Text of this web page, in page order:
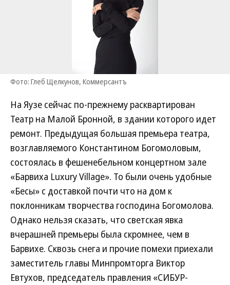
Фото: Глеб Щелкунов, Коммерсантъ
На Яузе сейчас по-прежнему расквартирован
Театр на Малой Бронной, в здании которого идет
ремонт. Предыдущая большая премьера театра,
возглавляемого Константином Богомоловым,
состоялась в фешенебельном концертном зале
«Барвиха Luxury Village». То были очень удобные
«Бесы» с доставкой почти что на дом к
поклонникам творчества господина Богомолова.
Однако нельзя сказать, что светская явка
вчерашней премьеры была скромнее, чем в
Барвихе. Сквозь снега и прочие помехи приехали
заместитель главы Минпромторга Виктор
Евтухов, председатель правления «СИБУР-